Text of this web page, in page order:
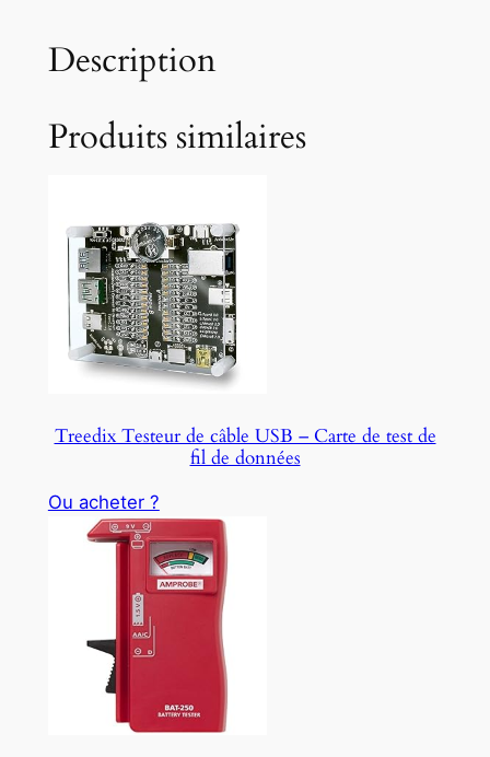
Description
Produits similaires
Treedix Testeur de câble USB – Carte de test de
fil de données
Ou acheter ?